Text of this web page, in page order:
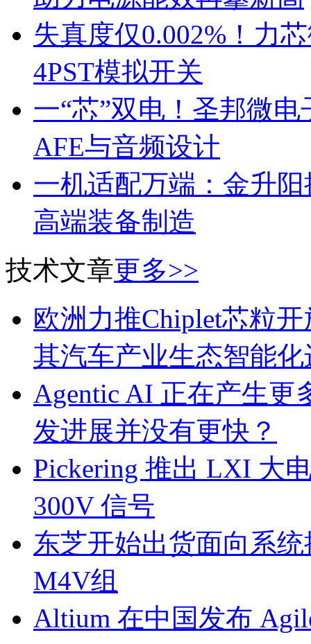
失真度仅0.002%！力
4PST模拟开关
一“芯”双电！圣邦微
AFE与音频设计
一机适配万端：金升
高端装备制造
技术文章更多>>
欧洲力推Chiplet芯粒
其汽车产业生态智能化
Agentic AI 正在产生更
发进展并没有更快？
Pickering 推出 LXI 大
300V 信号
东芝开始出货面向系
M4V组
Altium 在中国发布